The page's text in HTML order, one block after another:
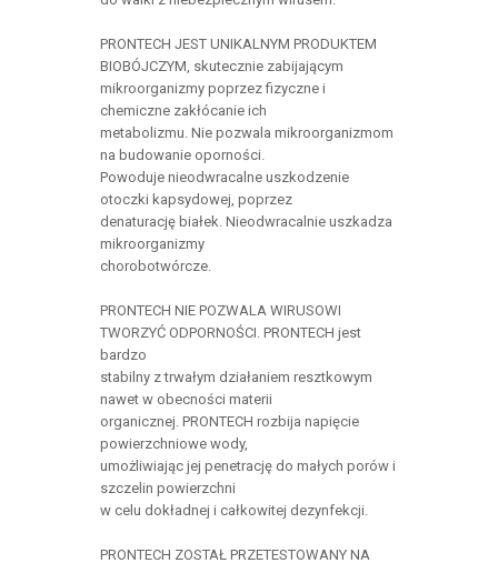
PRONTECH JEST UNIKALNYM PRODUKTEM
BIOBÓJCZYM, skutecznie zabijającym
mikroorganizmy poprzez fizyczne i
chemiczne zakłócanie ich
metabolizmu. Nie pozwala mikroorganizmom
na budowanie oporności.
Powoduje nieodwracalne uszkodzenie
otoczki kapsydowej, poprzez
denaturację białek. Nieodwracalnie uszkadza
mikroorganizmy
chorobotwórcze.
PRONTECH NIE POZWALA WIRUSOWI
TWORZYĆ ODPORNOŚCI. PRONTECH jest
bardzo
stabilny z trwałym działaniem resztkowym
nawet w obecności materii
organicznej. PRONTECH rozbija napięcie
powierzchniowe wody,
umożliwiając jej penetrację do małych porów i
szczelin powierzchni
w celu dokładnej i całkowitej dezynfekcji.
PRONTECH ZOSTAŁ PRZETESTOWANY NA